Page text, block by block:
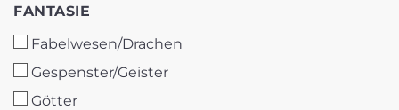
FANTASIE
FANTASIE
Fabelwesen/Drachen
Gespenster/Geister
Götter